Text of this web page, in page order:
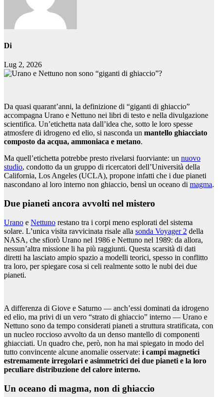
Di
Lug 2, 2026
Da quasi quarant’anni, la definizione di “giganti di ghiaccio”
accompagna Urano e Nettuno nei libri di testo e nella divulgazione
scientifica. Un’etichetta nata dall’idea che, sotto le loro spesse
atmosfere di idrogeno ed elio, si nasconda un mantello ghiacciato
composto da acqua, ammoniaca e metano.
Ma quell’etichetta potrebbe presto rivelarsi fuorviante: un nuovo
studio, condotto da un gruppo di ricercatori dell’Università della
California, Los Angeles (UCLA), propone infatti che i due pianeti
nascondano al loro interno non ghiaccio, bensì un oceano di magma.
Due pianeti ancora avvolti nel mistero
Urano e Nettuno restano tra i corpi meno esplorati del sistema
solare. L’unica visita ravvicinata risale alla sonda Voyager 2 della
NASA, che sfiorò Urano nel 1986 e Nettuno nel 1989: da allora,
nessun’altra missione li ha più raggiunti. Questa scarsità di dati
diretti ha lasciato ampio spazio a modelli teorici, spesso in conflitto
tra loro, per spiegare cosa si celi realmente sotto le nubi dei due
pianeti.
A differenza di Giove e Saturno — anch’essi dominati da idrogeno
ed elio, ma privi di un vero “strato di ghiaccio” interno — Urano e
Nettuno sono da tempo considerati pianeti a struttura stratificata, con
un nucleo roccioso avvolto da un denso mantello di componenti
ghiacciati. Un quadro che, però, non ha mai spiegato in modo del
tutto convincente alcune anomalie osservate: i campi magnetici
estremamente irregolari e asimmetrici dei due pianeti e la loro
peculiare distribuzione del calore interno.
Un oceano di magma, non di ghiaccio